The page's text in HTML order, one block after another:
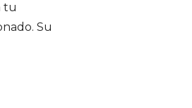
tu
Su